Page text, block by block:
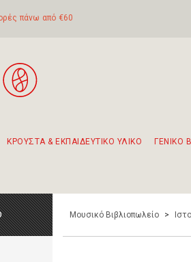
πάνω από €60
ΚΡΟΥΣΤΑ & ΕΚΠΑΙΔΕΥΤΙΚΟ ΥΛΙΚΟ ΓΕΝΙΚΟ
Μουσικό Βιβλιοπωλείο >